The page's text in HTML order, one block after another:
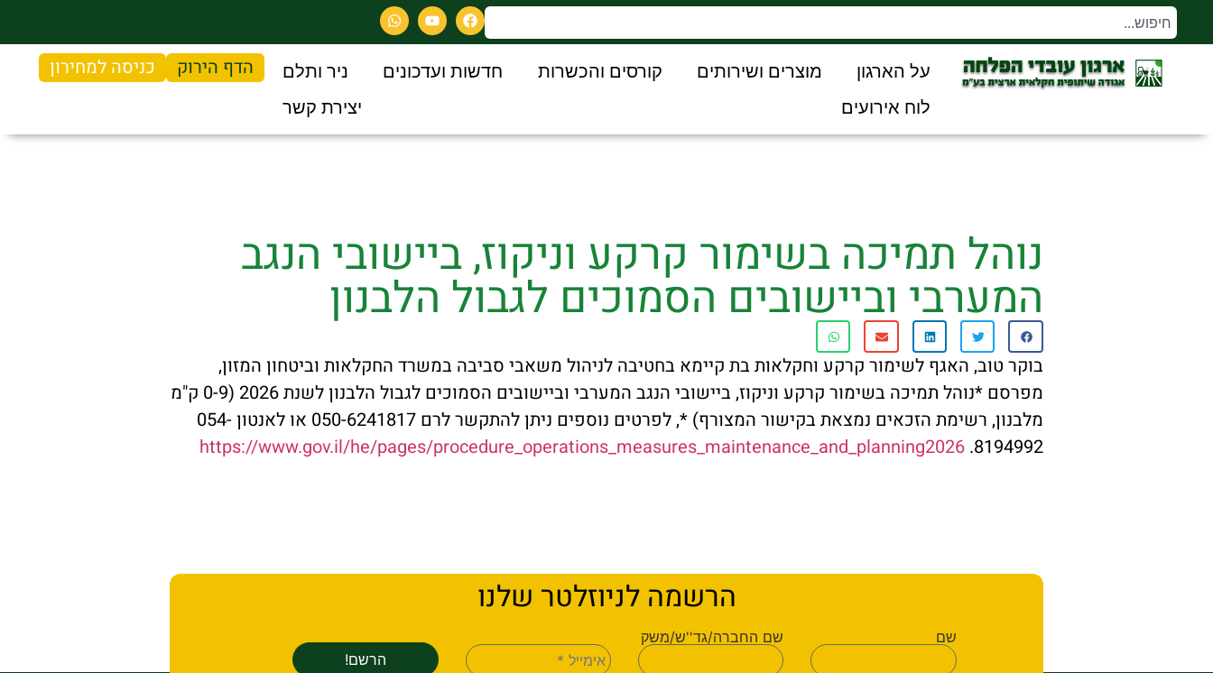
על הארגון מוצרים ושירותים קורסים והכשרות חדשות ועדכונים
ניר ותלם
לוח אירועים
יצירת קשר
הדף הירוק כניסה למחירון
נוהל תמיכה בשימור קרקע וניקוז, ביישובי הנגב
המערבי וביישובים הסמוכים לגבול הלבנון
בוקר טוב, האגף לשימור קרקע וחקלאות בת קיימא בחטיבה לניהול משאבי סביבה במשרד החקלאות וביטחון המזון,
מפרסם *נוהל תמיכה בשימור קרקע וניקוז, ביישובי הנגב המערבי וביישובים הסמוכים לגבול הלבנון לשנת 2026 (0-9 ק"מ
מלבנון, רשימת הזכאים נמצאת בקישור המצורף) *, לפרטים נוספים ניתן להתקשר לרם 050-6241817 או לאנטון 054-
8194992.
https://www.gov.il/he/pages/procedure_operations_measures_maintenance_and_planning2026
הרשמה לניוזלטר שלנו
שם שם החברה/גד''ש/משק